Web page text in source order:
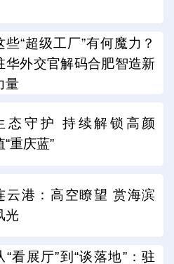
些“超级工厂”有何魔力？
华外交官解码合肥智造新
量
态守护 持续解锁高颜
“重庆蓝”
云港：高空瞭望 赏海滨
光
“看展厅”到“谈落地”：驻